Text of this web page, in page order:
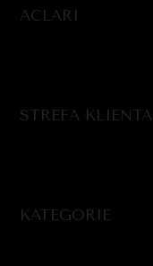
ACLARI
STREFA KLIENTA
KATEGORIE